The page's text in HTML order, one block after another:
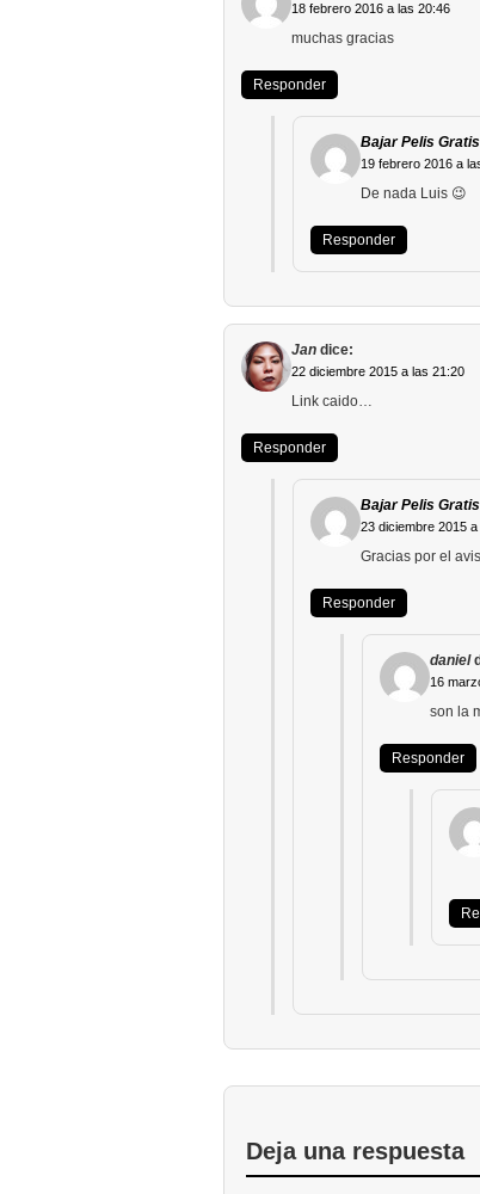
18 febrero 2016 a las 20:46
muchas gracias
Responder
Bajar Pelis Gratis
19 febrero 2016 a
De nada Luis 😉
Responder
Jan dice:
22 diciembre 2015 a las 21:20
Link caido…
Responder
Bajar Pelis Gratis
23 diciembre 2015
Gracias por el
Responder
daniel
16
son la
Responder
Deja una respuesta